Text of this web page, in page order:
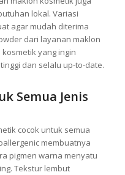
lokal. Variasi
agar mudah diterima
dari layanan maklon
yang ingin
dan selalu up-to-date.
Semua Jenis
cocok untuk semua
membuatnya
pigmen warna menyatu
Tekstur lembut